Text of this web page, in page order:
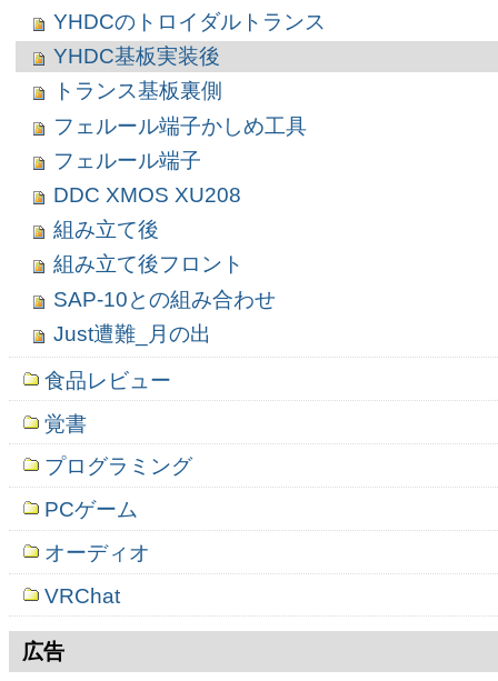
YHDCのトロイダルトランス
YHDC基板実装後
トランス基板裏側
フェルール端子かしめ工具
フェルール端子
DDC XMOS XU208
組み立て後
組み立て後フロント
SAP-10との組み合わせ
Just遭難_月の出
食品レビュー
覚書
プログラミング
PCゲーム
オーディオ
VRChat
広告